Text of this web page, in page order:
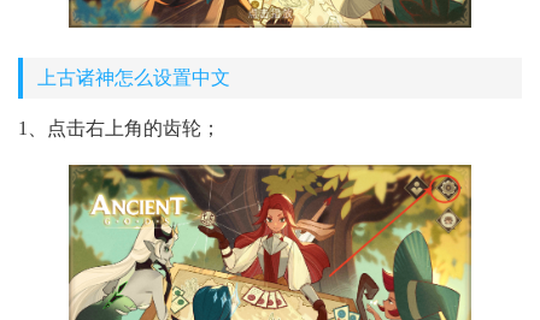
上古诸神怎么设置中文
1、点击右上角的齿轮；